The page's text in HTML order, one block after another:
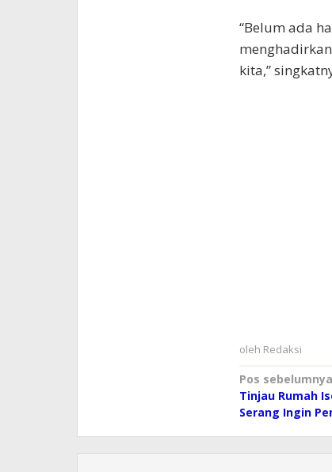
“Belum ada
kita,”
oleh Redaksi
Navigasi
pos
Pos sebelumnya
Tinjau Rumah
Serang Ingin